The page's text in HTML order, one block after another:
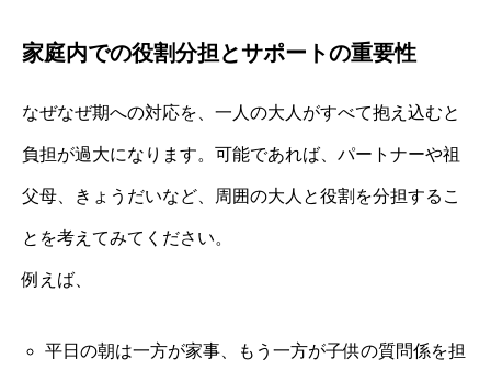
家庭内での役割分担とサポートの重要性
なぜなぜ期への対応を、一人の大人がすべて抱え込むと
負担が過大になります。可能であれば、パートナーや祖
父母、きょうだいなど、周囲の大人と役割を分担するこ
とを考えてみてください。
例えば、
平日の朝は一方が家事、もう一方が子供の質問係を担